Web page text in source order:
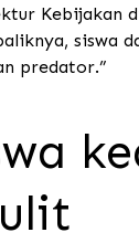
Kebijakan
siswa
predator.”